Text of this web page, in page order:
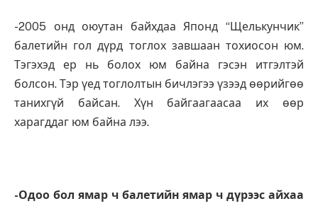
-2005 онд оюутан байхдаа Японд “Щелькунчик”
балетийн гол дүрд тоглох завшаан тохиосон юм.
Тэгэхэд ер нь болох юм байна гэсэн итгэлтэй
болсон. Тэр үед тоглолтын бичлэгээ үзээд өөрийгөө
танихгүй байсан. Хүн байгаагаасаа их өөр
харагддаг юм байна лээ.
-Одоо бол ямар ч балетийн ямар ч дүрээс айхаа